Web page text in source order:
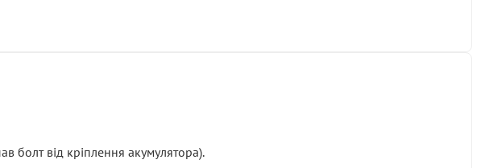
болт від кріплення акумулятора).